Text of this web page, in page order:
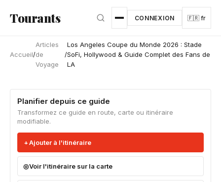
Tourants CONNEXION 🇫🇷 fr
Accueil/
Articles
de
Voyage
/
Los Angeles Coupe du Monde 2026 : Stade
SoFi, Hollywood & Guide Complet des Fans de
LA
Planifier depuis ce guide
Transformez ce guide en route, carte ou itinéraire
modifiable.
Ajouter à l'itinéraire
Voir l'itinéraire sur la carte